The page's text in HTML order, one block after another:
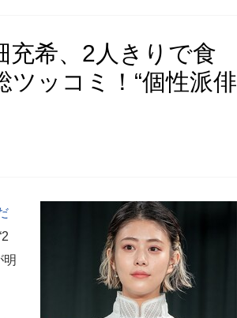
充希、2人きりで食
ッコミ！“個性派俳
明